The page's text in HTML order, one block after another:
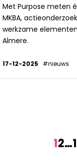
Met Purpose meten
MKBA,
werkzame
Almere.
17-12-2025 #nieuws
12…